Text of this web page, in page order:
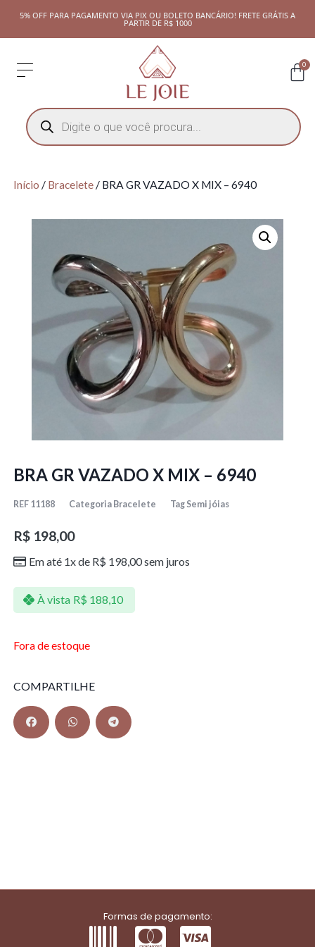
5% OFF PARA PAGAMENTO VIA PIX OU BOLETO BANCÁRIO! FRETE GRÁTIS A
PARTIR DE R$ 1000
0
Início / Bracelete/ BRA GR VAZADO X MIX – 6940
BRA GR VAZADO X MIX – 6940
REF 11188 Categoria Bracelete Tag Semi jóias
R$198,00
Em até 1x de R$ 198,00sem juros
À vista R$ 188,10
Fora de estoque
COMPARTILHE
Formas de pagamento: